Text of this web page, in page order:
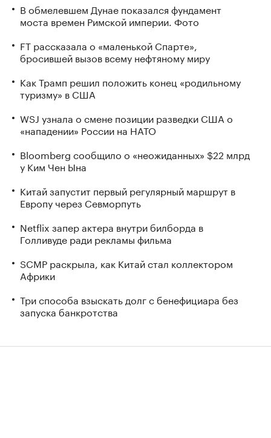
В обмелевшем Дунае показался фундамент
моста времен Римской империи. Фото
FT рассказала о «маленькой Спарте»,
бросившей вызов всему нефтяному миру
Как Трамп решил положить конец «родильному
туризму» в США
WSJ узнала о смене позиции разведки США о
«нападении» России на НАТО
Bloomberg сообщило о «неожиданных» $22 млрд
у Ким Чен Ына
Китай запустит первый регулярный маршрут в
Европу через Севморпуть
Netflix запер актера внутри билборда в
Голливуде ради рекламы фильма
SCMP раскрыла, как Китай стал коллектором
Африки
Три способа взыскать долг с бенефициара без
запуска банкротства